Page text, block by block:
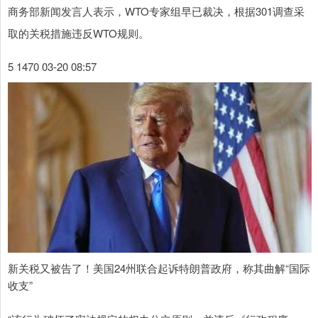
商务部新闻发言人表示，WTO专家组早已裁决，根据301调查采
取的关税措施违反WTO规则。
5 1470 03-20 08:57
新关税又被告了！美国24州联合起诉特朗普政府，称其曲解“国际
收支”